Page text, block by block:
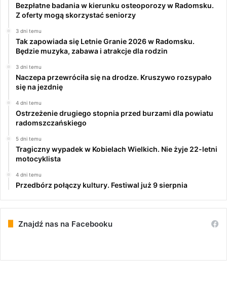
Bezpłatne badania w kierunku osteoporozy w Radomsku.
Z oferty mogą skorzystać seniorzy
3 dni temu
Tak zapowiada się Letnie Granie 2026 w Radomsku.
Będzie muzyka, zabawa i atrakcje dla rodzin
3 dni temu
Naczepa przewróciła się na drodze. Kruszywo rozsypało
się na jezdnię
4 dni temu
Ostrzeżenie drugiego stopnia przed burzami dla powiatu
radomszczańskiego
5 dni temu
Tragiczny wypadek w Kobielach Wielkich. Nie żyje 22-letni
motocyklista
4 dni temu
Przedbórz połączy kultury. Festiwal już 9 sierpnia
Znajdź nas na Facebooku